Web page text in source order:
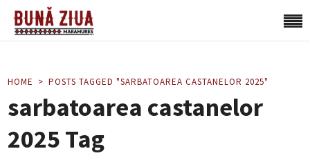
HOME POSTS TAGGED "SARBATOAREA CASTANELOR 2025"
sarbatoarea castanelor
2025 Tag